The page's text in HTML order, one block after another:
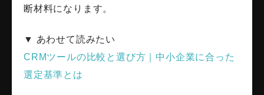
断材料になります。
▼ あわせて読みたい
CRMツールの比較と選び方｜中小企業に合った
選定基準とは